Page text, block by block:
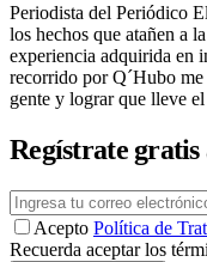
Periodista del Periódico
los hechos que atañen a
experiencia adquirida en
recorrido por Q´Hubo
gente y lograr que lleve
Regístrate
Acepto Política de
Recuerda aceptar los